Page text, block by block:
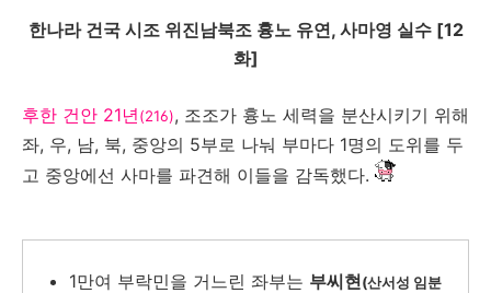
한나라 건국 시조 위진남북조 흉노 유연, 사마영 실수 [12
화]
후한 건안 21년(216), 조조가 흉노 세력을 분산시키기 위해
좌, 우, 남, 북, 중앙의 5부로 나눠 부마다 1명의 도위를 두
고 중앙에선 사마를 파견해 이들을 감독했다.
1만여 부락민을 거느린 좌부는 부씨현(산서성 임분